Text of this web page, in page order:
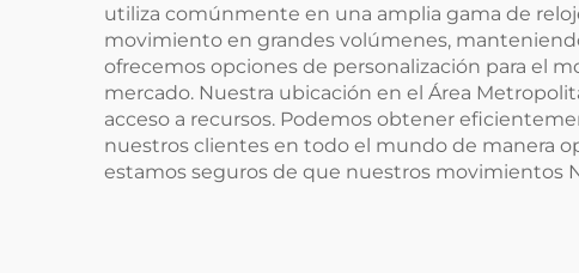
utiliza comúnmente en una amplia gama de
movimiento en grandes volúmenes,
ofrecemos opciones de personalización para el
mercado. Nuestra ubicación en el Área
acceso a recursos. Podemos obtener
nuestros clientes en todo el mundo de manera
estamos seguros de que nuestros movimientos